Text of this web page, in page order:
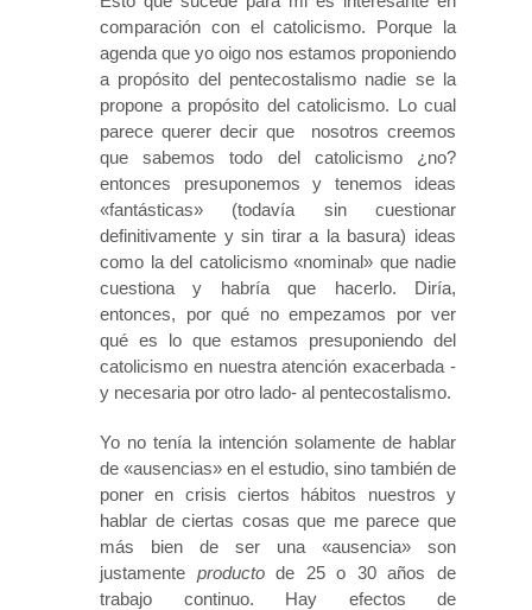
comparación con el catolicismo. Porque la
agenda que yo oigo nos estamos proponiendo
a propósito del pentecostalismo nadie se la
propone a propósito del catolicismo. Lo cual
parece querer decir que nosotros creemos
que sabemos todo del catolicismo ¿no?
entonces presuponemos y tenemos ideas
«fantásticas» (todavía sin cuestionar
definitivamente y sin tirar a la basura) ideas
como la del catolicismo «nominal» que nadie
cuestiona y habría que hacerlo. Diría,
entonces, por qué no empezamos por ver
qué es lo que estamos presuponiendo del
catolicismo en nuestra atención exacerbada -
y necesaria por otro lado- al pentecostalismo.
Yo no tenía la intención solamente de hablar
de «ausencias» en el estudio, sino también de
poner en crisis ciertos hábitos nuestros y
hablar de ciertas cosas que me parece que
más bien de ser una «ausencia» son
justamente productode 25 o 30 años de
trabajo continuo. Hay efectos de